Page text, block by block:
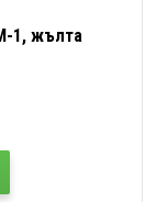
1, жълта